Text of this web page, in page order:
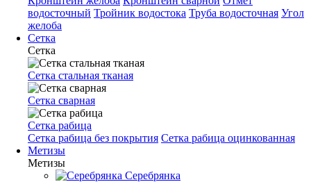
водосточный Тройник водостока Труба водосточная Угол
желоба
Сетка
Сетка
Сетка стальная тканая
Сетка сварная
Сетка рабица
Сетка рабица без покрытия Сетка рабица оцинкованная
Метизы
Метизы
Серебрянка